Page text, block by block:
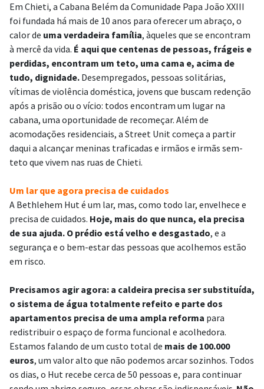
Em Chieti, a Cabana Belém da Comunidade Papa João XXIII
foi fundada há mais de 10 anos para oferecer um abraço, o
calor de uma verdadeira família, àqueles que se encontram
à mercê da vida. É aqui que centenas de pessoas, frágeis e
perdidas, encontram um teto, uma cama e, acima de
tudo, dignidade. Desempregados, pessoas solitárias,
vítimas de violência doméstica, jovens que buscam redenção
após a prisão ou o vício: todos encontram um lugar na
cabana, uma oportunidade de recomeçar. Além de
acomodações residenciais, a Street Unit começa a partir
daqui a alcançar meninas traficadas e irmãos e irmãs sem-
teto que vivem nas ruas de Chieti.
Um lar que agora precisa de cuidados
A Bethlehem Hut é um lar, mas, como todo lar, envelhece e
precisa de cuidados. Hoje, mais do que nunca, ela precisa
de sua ajuda. O prédio está velho e desgastado, e a
segurança e o bem-estar das pessoas que acolhemos estão
em risco.
Precisamos agir agora: a caldeira precisa ser substituída,
o sistema de água totalmente refeito e parte dos
apartamentos precisa de uma ampla reforma para
redistribuir o espaço de forma funcional e acolhedora.
Estamos falando de um custo total de mais de 100.000
euros, um valor alto que não podemos arcar sozinhos. Todos
os dias, o Hut recebe cerca de 50 pessoas e, para continuar